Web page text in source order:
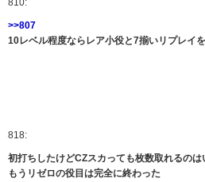
810:
>>807
10レベル程度ならレア小役と7揃いリプレイ
818:
初打ちしたけどCZスカっても枚数取れるのは
もうリゼロの役目は完全に終わった